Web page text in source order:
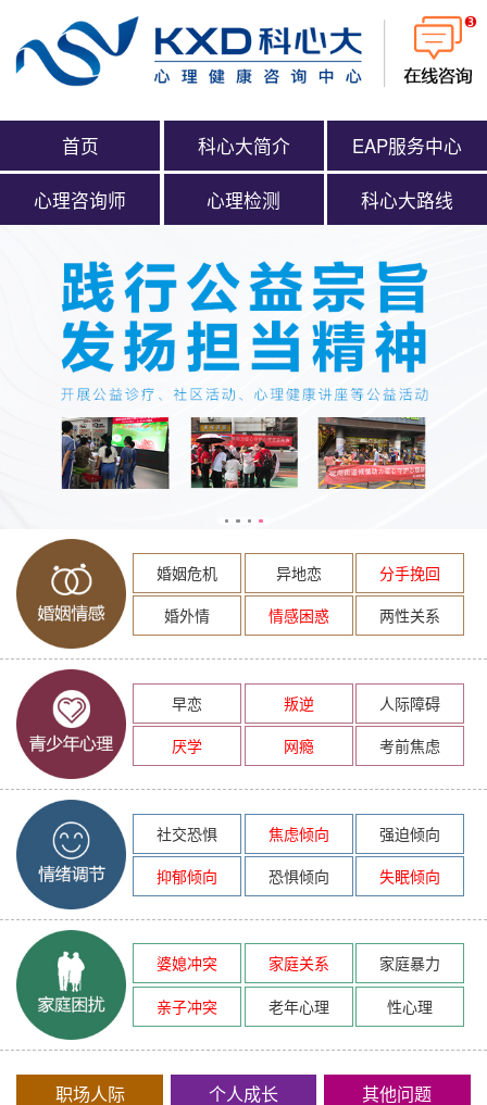
首页 科心大简介 EAP服务中心
心理咨询师 心理检测 科心大路线
婚姻危机 异地恋
分手挽回
婚外情
情感困惑 两性关系
早恋 叛逆
人际障碍
厌学
网瘾 考前焦虑
社交恐惧 焦虑倾向
强迫倾向
抑郁倾向
恐惧倾向 失眠倾向
婆媳冲突 家庭关系
家庭暴力
亲子冲突
老年心理 性心理
职场人际 个人成长 其他问题